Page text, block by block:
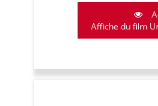
Affiche du film